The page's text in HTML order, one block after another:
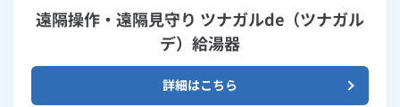
遠隔操作・遠隔見守り ツナガルde（ツナガル
デ）給湯器
詳細はこちら